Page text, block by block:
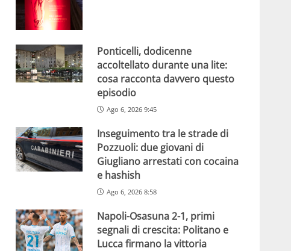
Ponticelli, dodicenne
accoltellato durante una lite:
cosa racconta davvero questo
episodio
Ago 6, 2026 9:45
Inseguimento tra le strade di
Pozzuoli: due giovani di
Giugliano arrestati con cocaina
e hashish
Ago 6, 2026 8:58
Napoli-Osasuna 2-1, primi
segnali di crescita: Politano e
Lucca firmano la vittoria